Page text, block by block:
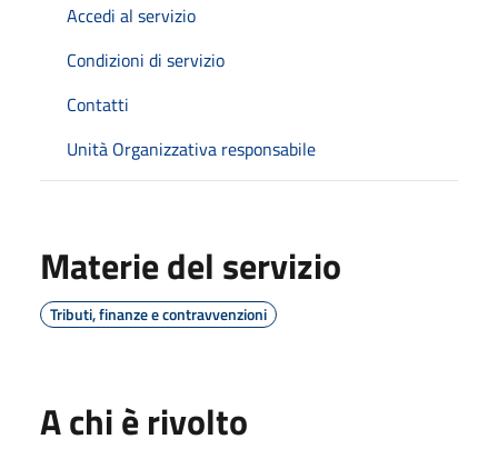
Accedi al servizio
Condizioni di servizio
Contatti
Unità Organizzativa responsabile
Materie del servizio
Tributi, finanze e contravvenzioni
A chi è rivolto